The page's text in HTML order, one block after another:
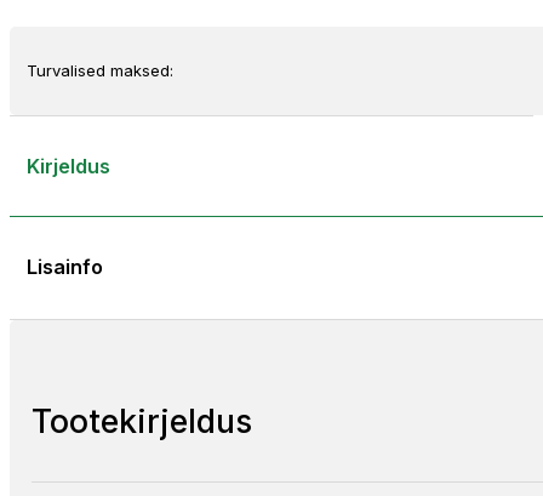
Turvalised maksed:
Kirjeldus
Lisainfo
Tootekirjeldus